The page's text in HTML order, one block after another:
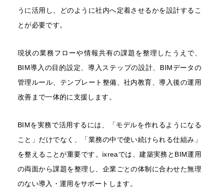
うに活用し、どのように社内へ定着させるかを設計するこ
とが必要です。
現状の業務フローや情報共有の課題を整理したうえで、
BIM導入の目的設定、導入ステップの設計、BIMデータの
管理ルール、テンプレート整備、社内教育、導入後の運用
改善まで一体的に支援します。
BIMを実務で活用するには、「モデルを作れるようになる
こと」だけでなく、「業務の中で使い続けられる仕組み」
を整えることが重要です。ixreaでは、建築実務とBIM運用
の両面から課題を整理し、企業ごとの体制に合わせた無理
のない導入・運用をサポートします。